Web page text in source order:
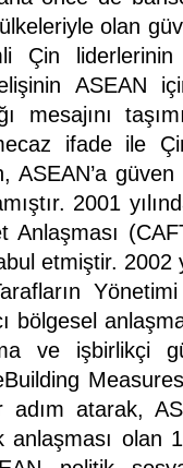
olan
Çin
ASEAN
mesajını
ifade ile
ASEAN’a
2001
Anlaşması
etmiştir. 2002
bölgesel
ve işbirlikçi
atarak,
olan